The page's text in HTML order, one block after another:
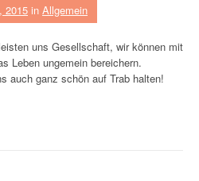
2015 in Allgemein
uns Gesellschaft, wir können mit
Leben ungemein bereichern.
auch ganz schön auf Trab halten!